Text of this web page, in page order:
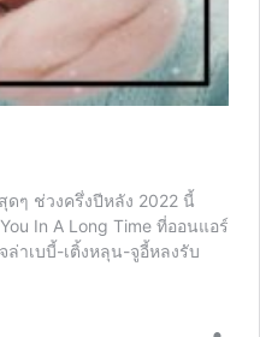
ดๆ ช่วงครึ่งปีหลัง 2022 นี้
In A Long Time ที่ออนแอร์
ล่าเบบี้-เติ้งหลุน-จูอี้หลงรับ